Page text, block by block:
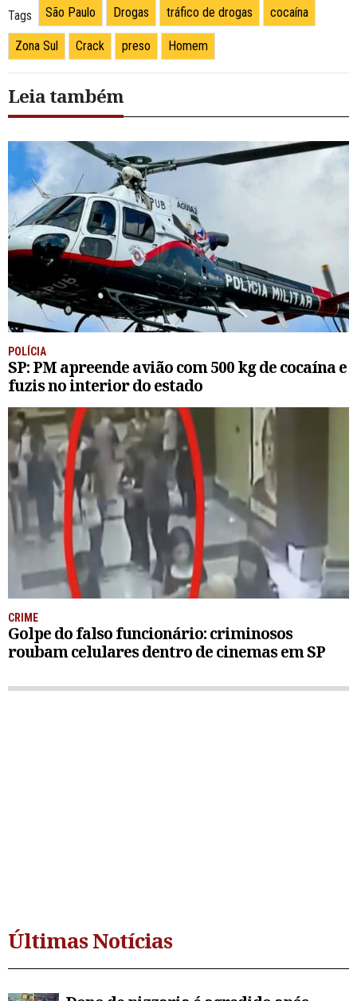
Tags São Paulo Drogas tráfico de drogas cocaína
Zona Sul Crack preso Homem
Leia também
POLÍCIA
SP: PM apreende avião com 500 kg de cocaína e
fuzis no interior do estado
CRIME
Golpe do falso funcionário: criminosos
roubam celulares dentro de cinemas em SP
Últimas Notícias